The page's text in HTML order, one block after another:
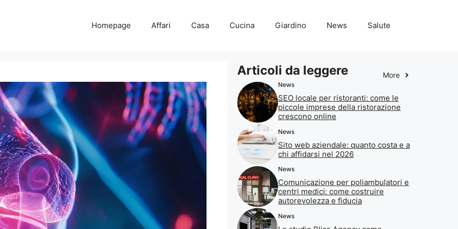
Homepage Affari Casa Cucina Giardino News Salute
Articoli da leggere More
News
SEO locale per ristoranti: come le
piccole imprese della ristorazione
crescono online
News
Sito web aziendale: quanto costa e a
chi affidarsi nel 2026
News
Comunicazione per poliambulatori e
centri medici: come costruire
autorevolezza e fiducia
News